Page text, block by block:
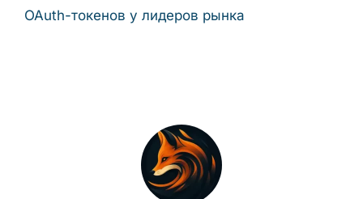
OAuth-токенов у лидеров рынка